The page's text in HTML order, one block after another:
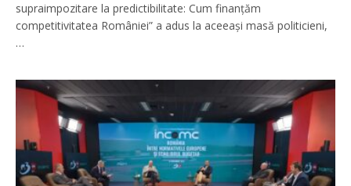
supraimpozitare la predictibilitate: Cum finanțăm
competitivitatea României” a adus la aceeași masă politicieni,
…